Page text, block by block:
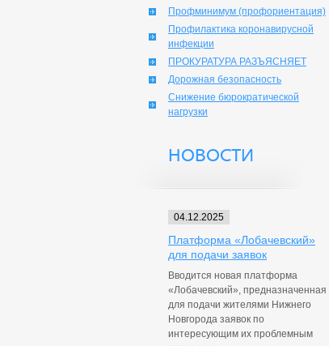
Профминимум (профориентация)
Профилактика коронавирусной
инфекции
ПРОКУРАТУРА РАЗЪЯСНЯЕТ
Дорожная безопасность
Снижение бюрократической
нагрузки
НОВОСТИ
04.12.2025
Платформа «Лобачевский»
для подачи заявок
Вводится новая платформа
«Лобачевский», предназначенная
для подачи жителями Нижнего
Новгорода заявок по
интересующим их проблемным